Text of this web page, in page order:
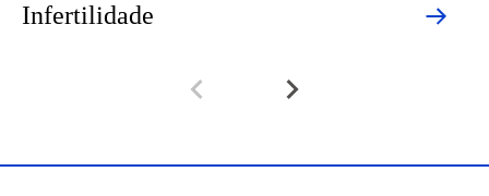
Infertilidade